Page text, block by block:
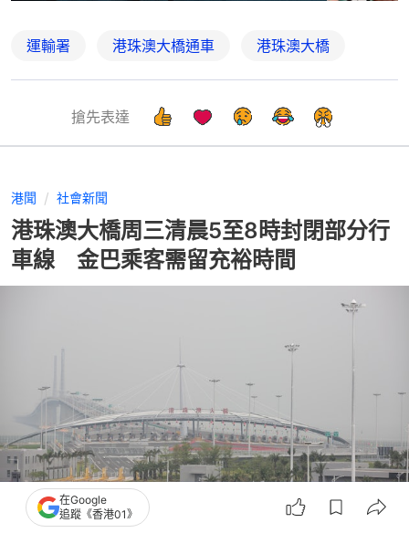
運輸署 港珠澳大橋通車 港珠澳大橋
搶先表達
港聞 社會新聞
港珠澳大橋周三清晨5至8時封閉部分行
車線 金巴乘客需留充裕時間
撰文：陳巧恩
在Google
追蹤《香港01》